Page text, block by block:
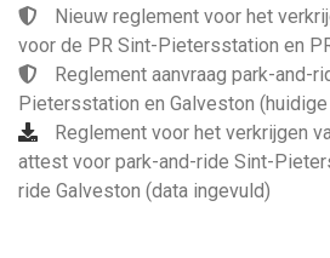
Nieuw reglement voor het
voor de PR Sint-Pietersstation en
Reglement aanvraag park-and-
Pietersstation en Galveston
Reglement voor het verkrijgen
attest voor park-and-ride Sint-
ride Galveston (data ingevuld)